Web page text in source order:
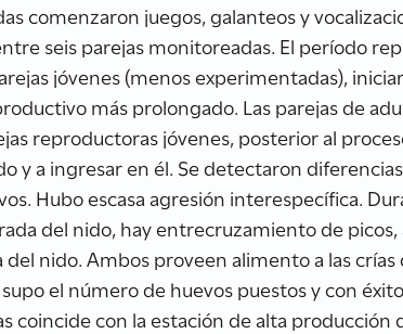
comenzaron juegos, galanteos y
seis parejas monitoreadas. El período
jóvenes (menos experimentadas),
más prolongado. Las parejas de
reproductoras jóvenes, posterior al
y a ingresar en él. Se detectaron
Hubo escasa agresión interespecífica.
del nido, hay entrecruzamiento de
nido. Ambos proveen alimento a las
el número de huevos puestos y con
coincide con la estación de alta